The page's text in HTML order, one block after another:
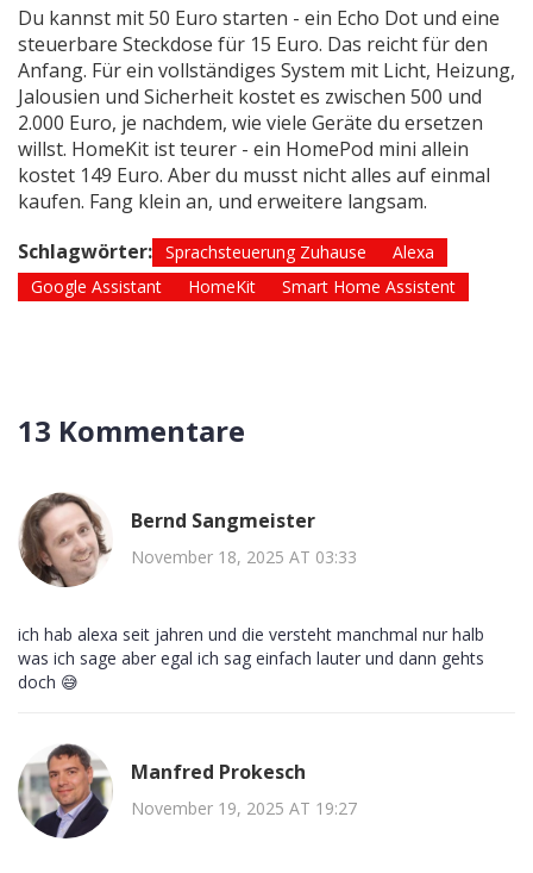
Du kannst mit 50 Euro starten - ein Echo Dot und eine
steuerbare Steckdose für 15 Euro. Das reicht für den
Anfang. Für ein vollständiges System mit Licht, Heizung,
Jalousien und Sicherheit kostet es zwischen 500 und
2.000 Euro, je nachdem, wie viele Geräte du ersetzen
willst. HomeKit ist teurer - ein HomePod mini allein
kostet 149 Euro. Aber du musst nicht alles auf einmal
kaufen. Fang klein an, und erweitere langsam.
Schlagwörter: Sprachsteuerung Zuhause
Alexa
Google Assistant
HomeKit Smart Home Assistent
13 Kommentare
Bernd Sangmeister
November 18, 2025 AT 03:33
ich hab alexa seit jahren und die versteht manchmal nur halb
was ich sage aber egal ich sag einfach lauter und dann gehts
doch 😅
Manfred Prokesch
November 19, 2025 AT 19:27